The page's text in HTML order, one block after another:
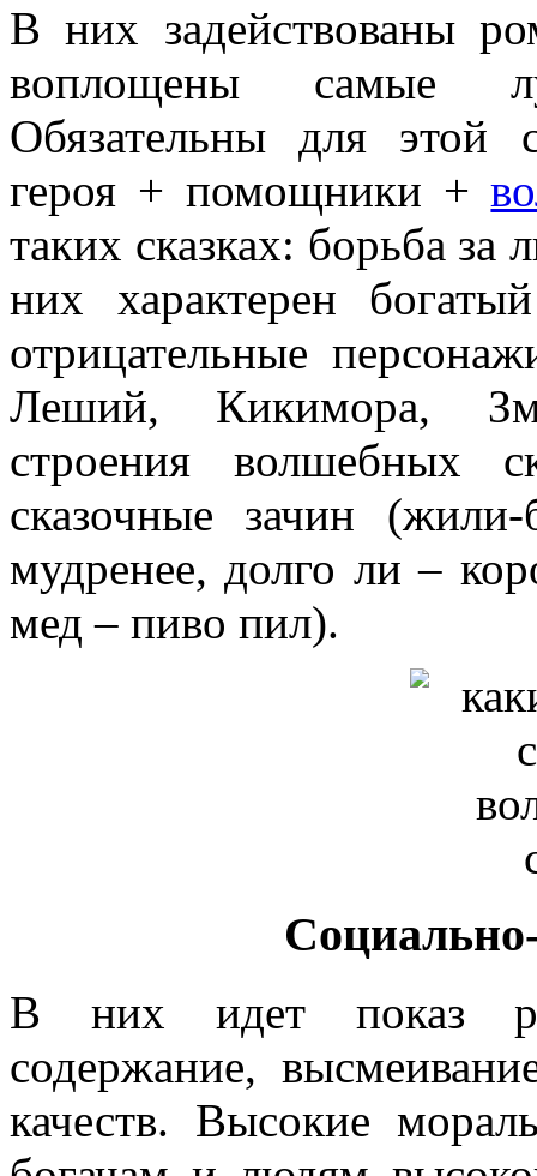
В них задействованы
воплощены самые
Обязательны для этой
героя + помощники +
таких сказках: борьба за
них характерен
отрицательные
Леший, Кикимора,
строения волшебных
сказочные зачин
мудренее, долго ли –
мед – пиво пил).
В них идет показ
содержание,
качеств. Высокие